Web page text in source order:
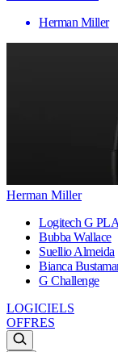
Herman Miller
Herman Miller
Logitech G
Bubba Wallace
Suellio Almeida
Bianca
G Challenge
LOGICIELS
OFFRES